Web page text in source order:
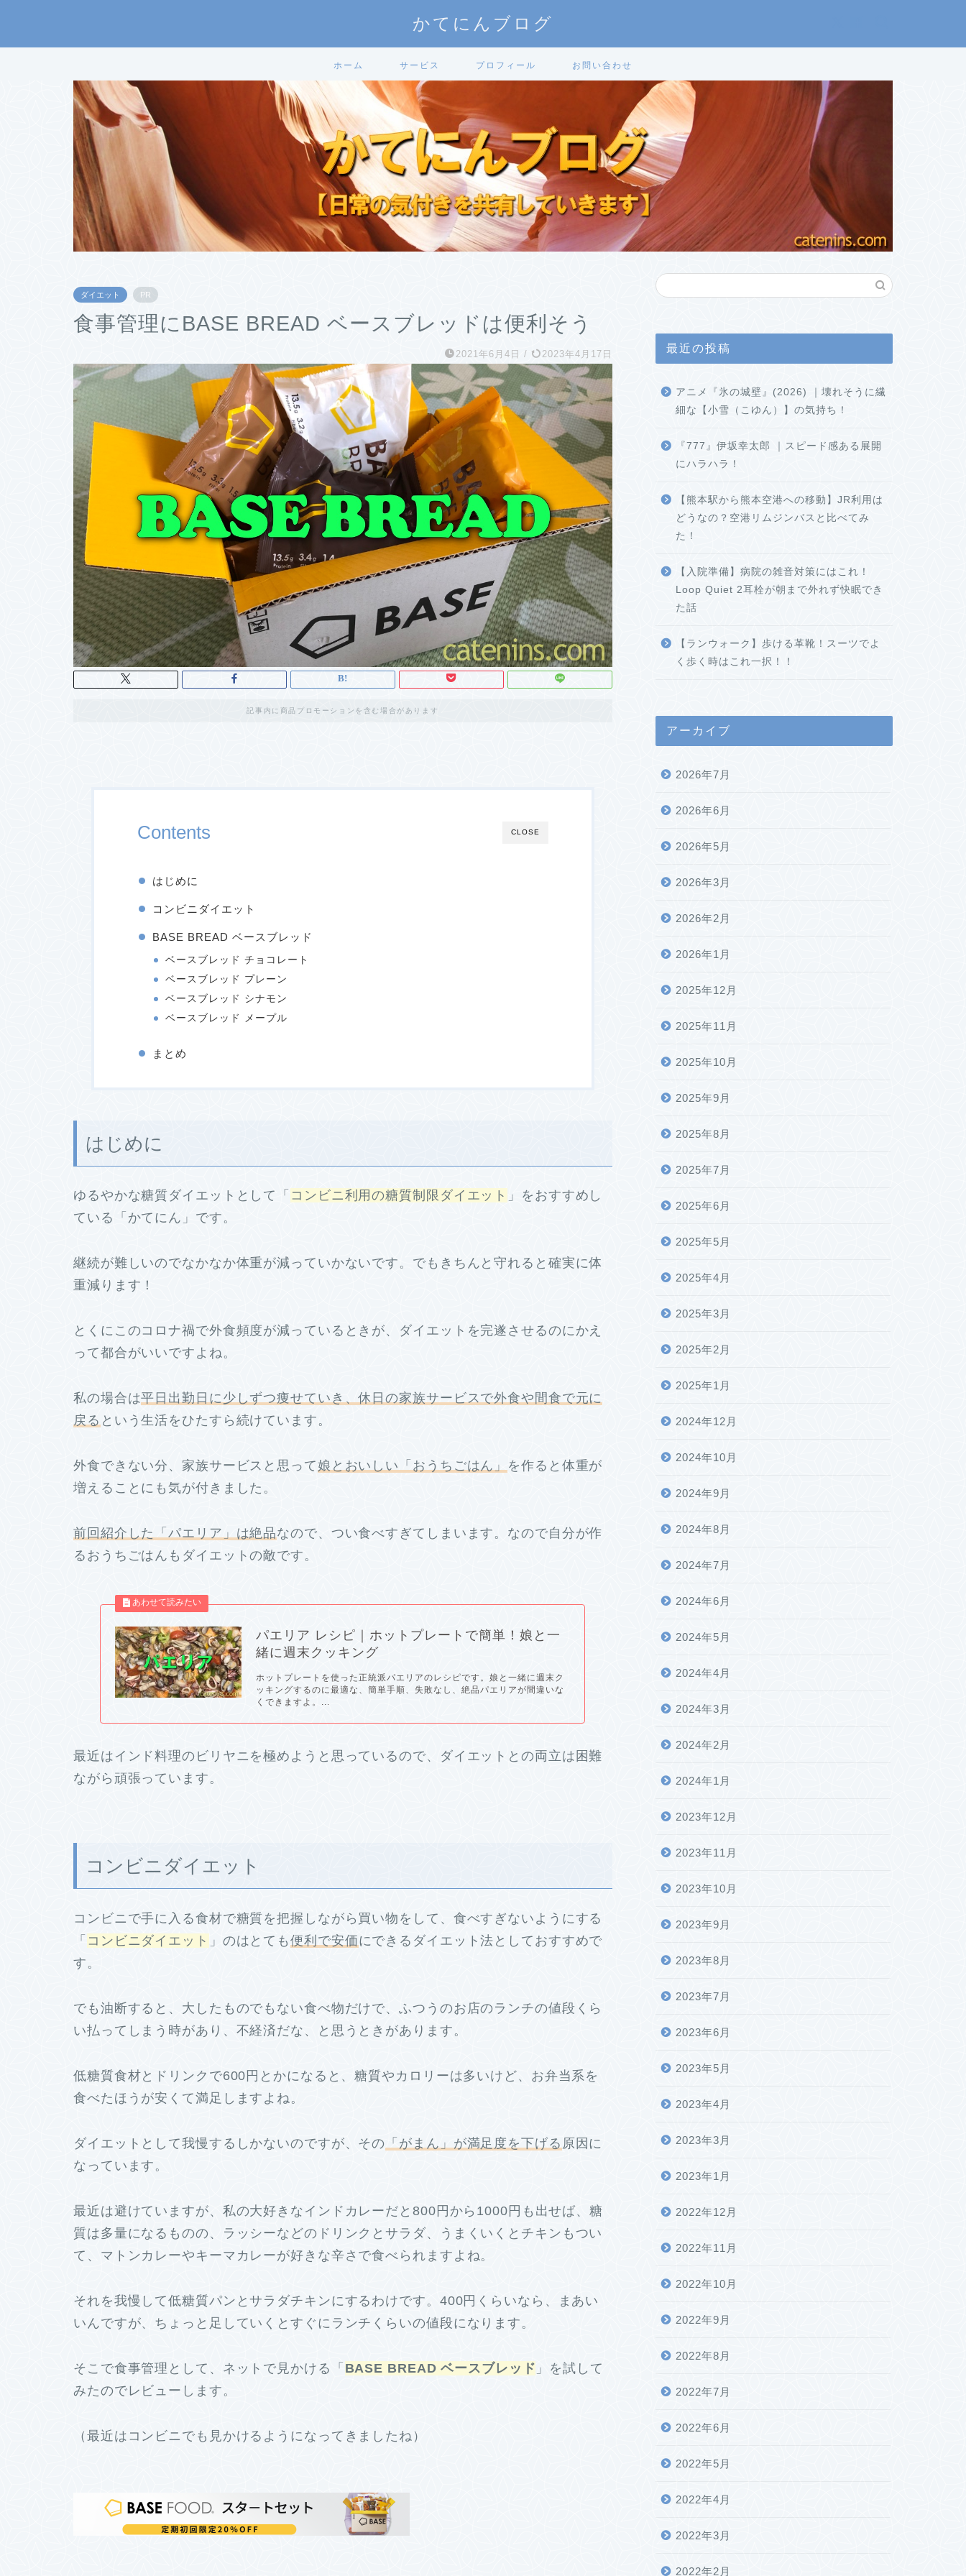
かてにんブログ
ホーム サービス プロフィール お問い合わせ
ダイエット PR
食事管理にBASE BREAD ベースブレッドは便利そう
2021年6月4日 / 2023年4月17日
記事内に商品プロモーションを含む場合があります
CLOSE
Contents
はじめに
コンビニダイエット
BASE BREAD ベースブレッド
ベースブレッド チョコレート
ベースブレッド プレーン
ベースブレッド シナモン
ベースブレッド メープル
まとめ
はじめに
ゆるやかな糖質ダイエットとして「 コンビニ利用の糖質制限ダイエット 」をおすすめし
ている「かてにん」です。
継続が難しいのでなかなか体重が減っていかないです。でもきちんと守れると確実に体
重減ります！
とくにこのコロナ禍で外食頻度が減っているときが、ダイエットを完遂させるのにかえ
って都合がいいですよね。
私の場合は平日出勤日に少しずつ痩せていき、休日の家族サービスで外食や間食で元に
戻る という生活をひたすら続けています。
外食できない分、家族サービスと思って娘とおいしい「おうちごはん」 を作ると体重が
増えることにも気が付きました。
前回紹介した「パエリア」は絶品なので、つい食べすぎてしまいます。なので自分が作
るおうちごはんもダイエットの敵です。
パエリア レシピ｜ホットプレートで簡単！娘と一
緒に週末クッキング
ホットプレートを使った正統派パエリアのレシピです。娘と一緒に週末ク
ッキングするのに最適な、簡単手順、失敗なし、絶品パエリアが間違いな
くできますよ。...
最近はインド料理のビリヤニを極めようと思っているので、ダイエットとの両立は困難
ながら頑張っています。
コンビニダイエット
コンビニで手に入る食材で糖質を把握しながら買い物をして、食べすぎないようにする
「 コンビニダイエット 」のはとても便利で安価にできるダイエット法としておすすめで
す。
でも油断すると、大したものでもない食べ物だけで、ふつうのお店のランチの値段くら
い払ってしまう時があり、不経済だな、と思うときがあります。
低糖質食材とドリンクで600円とかになると、糖質やカロリーは多いけど、お弁当系を
食べたほうが安くて満足しますよね。
ダイエットとして我慢するしかないのですが、その 「がまん」が満足度を下げる 原因に
なっています。
最近は避けていますが、私の大好きなインドカレーだと800円から1000円も出せば、糖
質は多量になるものの、ラッシーなどのドリンクとサラダ、うまくいくとチキンもつい
て、マトンカレーやキーマカレーが好きな辛さで食べられますよね。
それを我慢して低糖質パンとサラダチキンにするわけです。400円くらいなら、まあい
いんですが、ちょっと足していくとすぐにランチくらいの値段になります。
そこで食事管理として、ネットで見かける「 BASE BREAD ベースブレッド 」を試して
みたのでレビューします。
（最近はコンビニでも見かけるようになってきましたね）
最近の投稿
アニメ『氷の城壁』(2026) ｜壊れそうに繊
細な【小雪（こゆん）】の気持ち！
『777』伊坂幸太郎 ｜スピード感ある展開
にハラハラ！
【熊本駅から熊本空港への移動】JR利用は
どうなの？空港リムジンバスと比べてみ
た！
【入院準備】病院の雑音対策にはこれ！
Loop Quiet 2耳栓が朝まで外れず快眠でき
た話
【ランウォーク】歩ける革靴！スーツでよ
く歩く時はこれ一択！！
アーカイブ
2026年7月
2026年6月
2026年5月
2026年3月
2026年2月
2026年1月
2025年12月
2025年11月
2025年10月
2025年9月
2025年8月
2025年7月
2025年6月
2025年5月
2025年4月
2025年3月
2025年2月
2025年1月
2024年12月
2024年10月
2024年9月
2024年8月
2024年7月
2024年6月
2024年5月
2024年4月
2024年3月
2024年2月
2024年1月
2023年12月
2023年11月
2023年10月
2023年9月
2023年8月
2023年7月
2023年6月
2023年5月
2023年4月
2023年3月
2023年1月
2022年12月
2022年11月
2022年10月
2022年9月
2022年8月
2022年7月
2022年6月
2022年5月
2022年4月
2022年3月
2022年2月